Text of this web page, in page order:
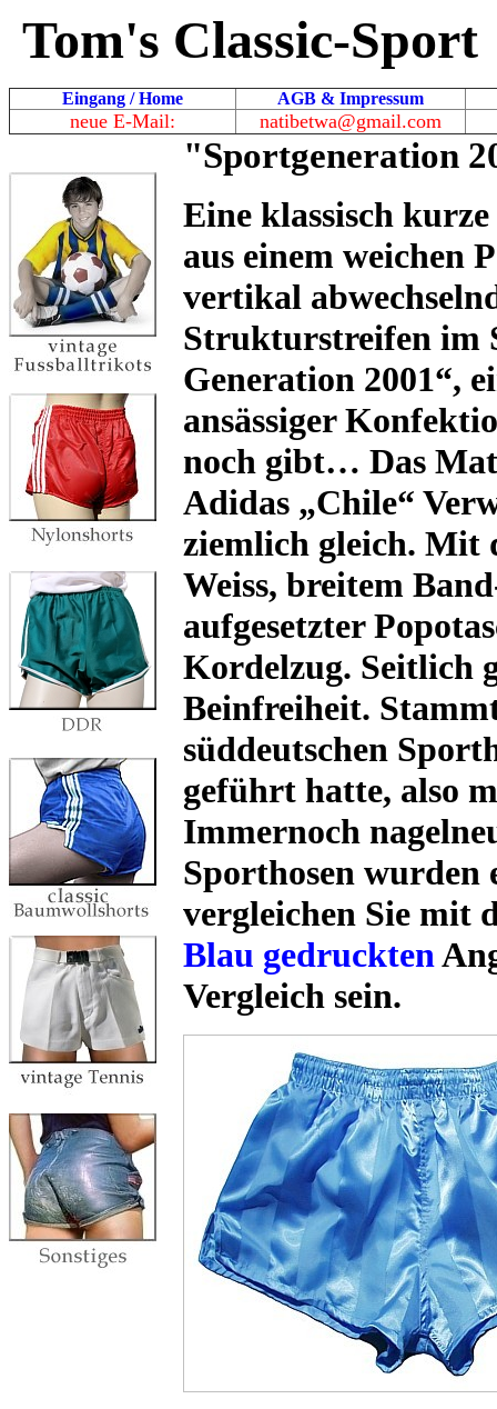
Tom's Classic-Sport
Eingang / Home AGB & Impressum
neue E-Mail: natibetwa@gmail.com
"Sportgeneration
Eine klassisch
aus einem weichen
vertikal
Strukturstreifen im
Generation 2001“,
ansässiger
noch gibt… Das
Adidas „Chile“
ziemlich gleich. Mit
Weiss, breitem
aufgesetzter
Kordelzug. Seitlich
Beinfreiheit.
süddeutschen
geführt hatte, also
Immernoch
Sporthosen wurden
vergleichen Sie mit
Blau gedruckten
Vergleich sein.